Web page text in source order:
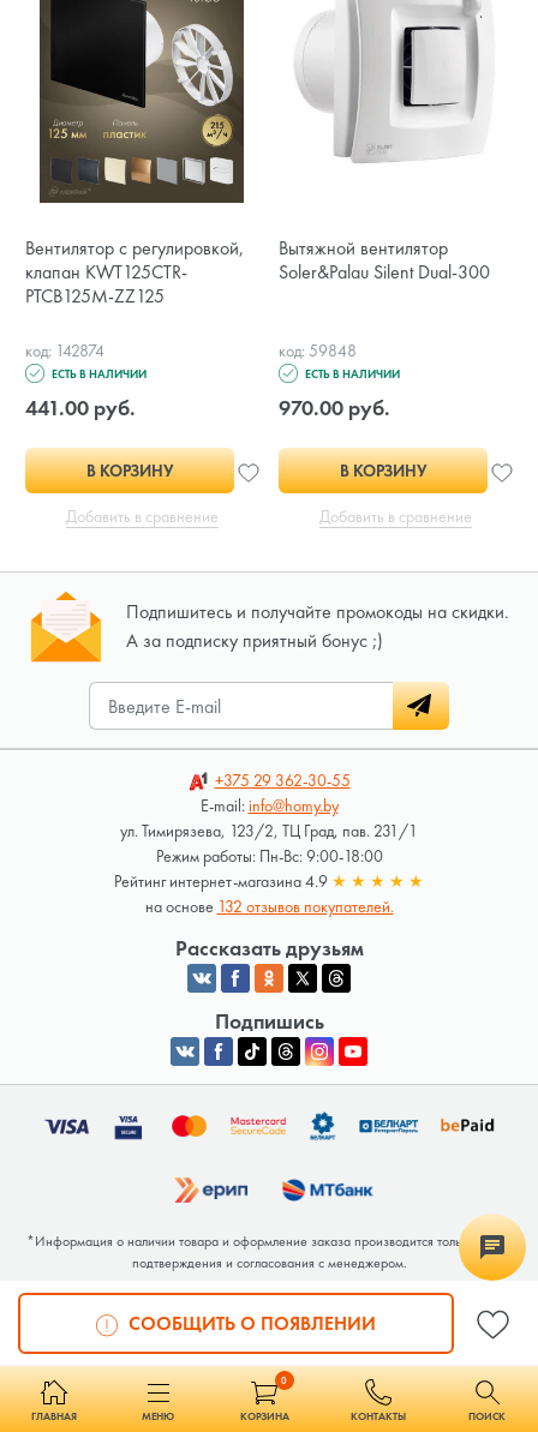
ГЛАВНАЯ МЕНЮ
0
КОРЗИНА КОНТАКТЫ ПОИСК
СООБЩИТЬ О ПОЯВЛЕНИИ
Вентилятор с регулировкой,
клапан KWT125CTR-
PTCB125M-ZZ125
код: 142874
ЕСТЬ В НАЛИЧИИ
441.00 руб.
В КОРЗИНУ
Добавить в сравнение
Вытяжной вентилятор
Soler&Palau Silent Dual-300
код: 59848
ЕСТЬ В НАЛИЧИИ
970.00 руб.
В КОРЗИНУ
Добавить в сравнение
Подпишитесь и получайте промокоды на скидки.
А за подписку приятный бонус ;)
+375 29362-30-55
E-mail:info@homy.by
ул. Тимирязева, 123/2, ТЦ Град, пав. 231/1
Режим работы: Пн-Вс: 9:00-18:00
Рейтинг интернет-магазина 4.9 ★ ★ ★ ★ ★
на основе 132 отзывов покупателей.
Рассказать друзьям
Подпишись
*Информация о наличии товара и оформление заказа производится только после
подтверждения и согласования с менеджером.
Общество с ограниченной ответственностью «Люкрай» Юридический адрес:
220062, г. Минск, ул. Тимирязева, дом 123, корп. 2, оф. 367/2 Почтовый адрес:
220062, г. Минск, ул. Тимирязева, дом 123, корп. 2, оф. 367/2 УНП 691764371
Интернет-магазин зарегистрирован в Торговом реестре РБ под номером 768117 от
04.02.2026.